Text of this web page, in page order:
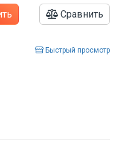
Сравнить
Быстрый просмотр